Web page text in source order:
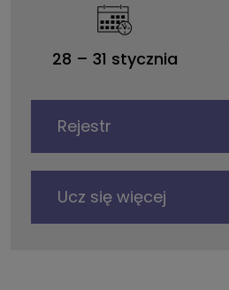
28 – 31 stycznia
Rejestr
Ucz się więcej